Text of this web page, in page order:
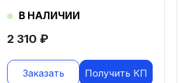
2 310 ₽
В НАЛИЧИИ
Заказать Получить КП